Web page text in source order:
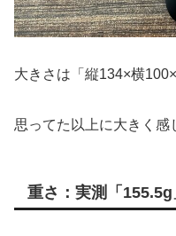
大きさは「縦134×横
思ってた以上に大きく感
重さ：実測「155.5g